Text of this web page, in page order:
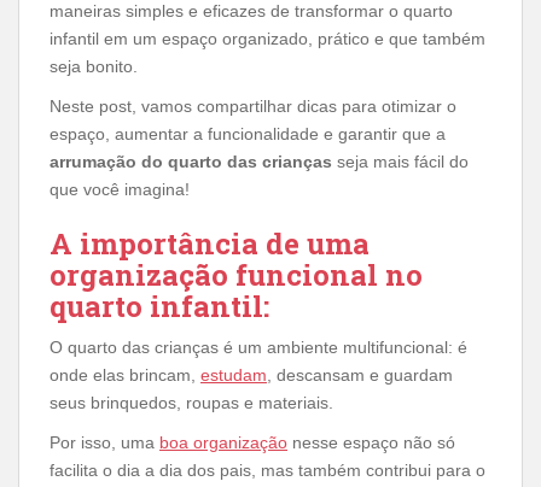
maneiras simples e eficazes de transformar o quarto
infantil em um espaço organizado, prático e que também
seja bonito.
Neste post, vamos compartilhar dicas para otimizar o
espaço, aumentar a funcionalidade e garantir que a
arrumação do quarto das crianças seja mais fácil do
que você imagina!
A importância de uma
organização funcional no
quarto infantil:
O quarto das crianças é um ambiente multifuncional: é
onde elas brincam, estudam, descansam e guardam
seus brinquedos, roupas e materiais.
Por isso, uma boa organização nesse espaço não só
facilita o dia a dia dos pais, mas também contribui para o